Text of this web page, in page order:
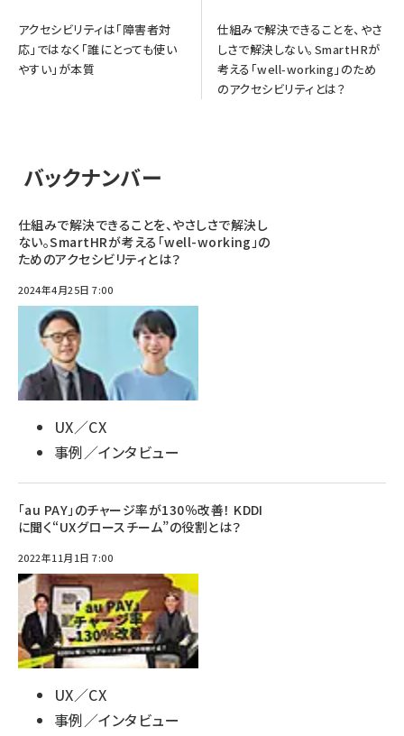
アクセシビリティは「障害者対
応」ではなく「誰にとっても使い
やすい」が本質
仕組みで解決できることを、やさ
しさで解決しない。SmartHRが
考える「well-working」のため
のアクセシビリティとは？
バックナンバー
仕組みで解決できることを、やさしさで解決し
ない。SmartHRが考える「well-working」の
ためのアクセシビリティとは？
2024年4月25日 7:00
UX／CX
事例／インタビュー
「au PAY」のチャージ率が130％改善！ KDDI
に聞く“UXグロースチーム”の役割とは？
2022年11月1日 7:00
UX／CX
事例／インタビュー